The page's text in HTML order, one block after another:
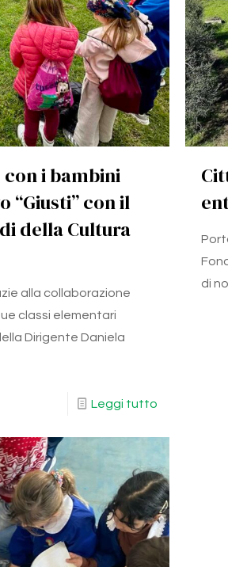
con i bambini
“Giusti” con il
della Cultura
alla collaborazione
classi elementari
Dirigente Daniela
Leggi tutto
di